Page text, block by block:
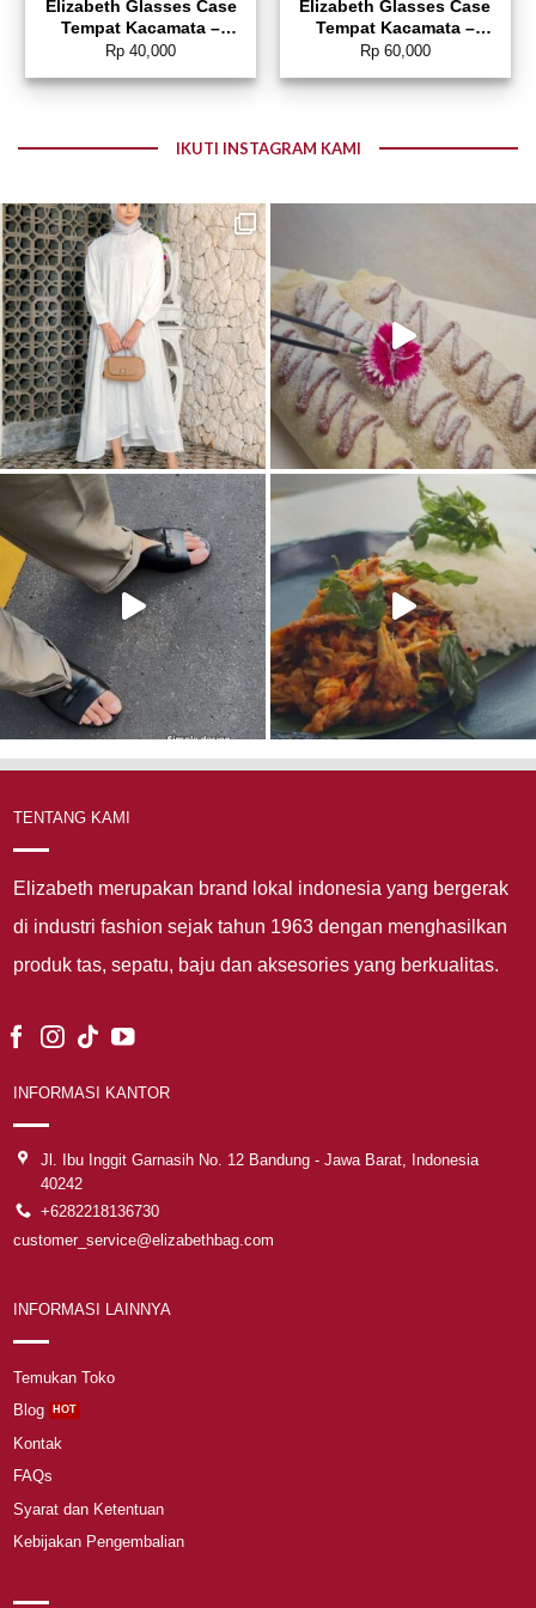
Elizabeth Glasses Case
Tempat Kacamata –
0803-4804
Rp 40,000
Elizabeth Glasses Case
Tempat Kacamata –
0027-0012
Rp60,000
IKUTI INSTAGRAM KAMI
TENTANG KAMI
Elizabeth merupakan brand lokal indonesia yang bergerak
di industri fashion sejak tahun 1963 dengan menghasilkan
produk tas, sepatu, baju dan aksesories yang berkualitas.
INFORMASI KANTOR
Jl. Ibu Inggit Garnasih No. 12 Bandung - Jawa Barat, Indonesia
40242
+6282218136730
customer_service@elizabethbag.com
INFORMASI LAINNYA
Temukan Toko
Blog
Kontak
FAQs
Syarat dan Ketentuan
Kebijakan Pengembalian